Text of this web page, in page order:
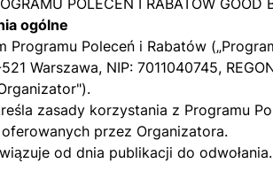
POLECEŃ I RABATÓW GOOD
ogólne
Programu Poleceń i Rabatów
Warszawa, NIP: 7011040745,
zasady korzystania z Programu
przez Organizatora.
od dnia publikacji do odwołania.